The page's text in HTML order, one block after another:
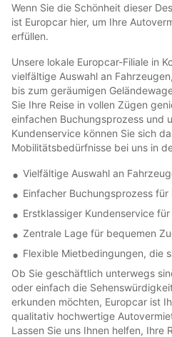
Wenn Sie die Schönheit dieser
ist Europcar hier, um Ihre
erfüllen.
Unsere lokale Europcar-Filiale in
vielfältige Auswahl an
bis zum geräumigen
Sie Ihre Reise in vollen Zügen
einfachen Buchungsprozess und
Kundenservice können Sie sich
Mobilitätsbedürfnisse bei uns in
Vielfältige Auswahl an
Einfacher Buchungsprozess
Erstklassiger Kundenservice
Zentrale Lage für bequemen
Flexible Mietbedingungen, die
Ob Sie geschäftlich unterwegs
oder einfach die
erkunden möchten, Europcar ist
qualitativ hochwertige
Lassen Sie uns Ihnen helfen, Ihre